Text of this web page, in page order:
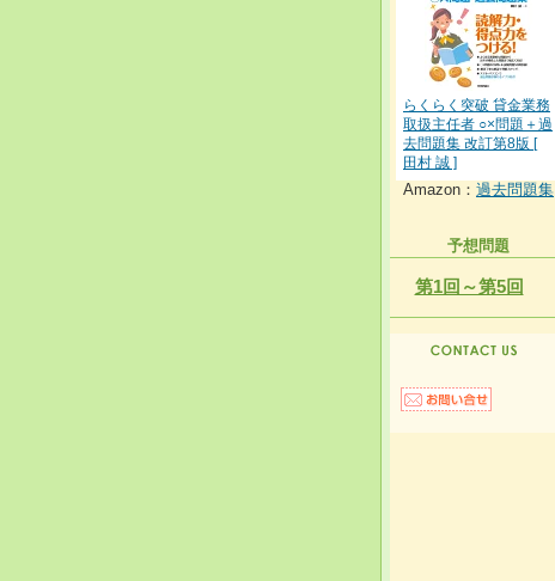
らくらく突破 貸金業務
取扱主任者 ○×問題＋過
去問題集 改訂第8版 [
田村 誠 ]
Amazon： 過去問題集
予想問題
第1回～第5回